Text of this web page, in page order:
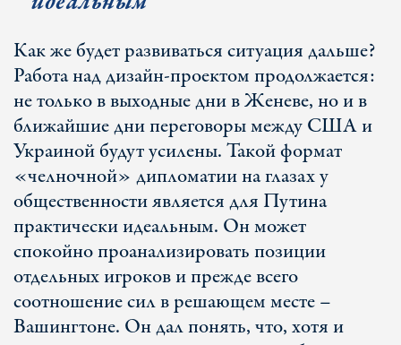
Как же будет развиваться ситуация дальше?
Работа над дизайн-проектом продолжается:
не только в выходные дни в Женеве, но и в
ближайшие дни переговоры между США и
Украиной будут усилены. Такой формат
«челночной» дипломатии на глазах у
общественности является для Путина
практически идеальным. Он может
спокойно проанализировать позиции
отдельных игроков и прежде всего
соотношение сил в решающем месте –
Вашингтоне. Он дал понять, что, хотя и